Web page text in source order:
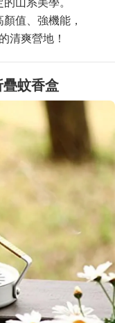
顏值、強機能，
清爽營地！
蚊香盒